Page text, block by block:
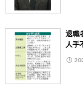
退職
人手